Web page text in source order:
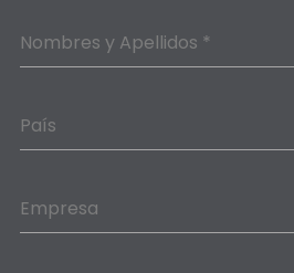
Nombres y Apellidos *
País
Empresa